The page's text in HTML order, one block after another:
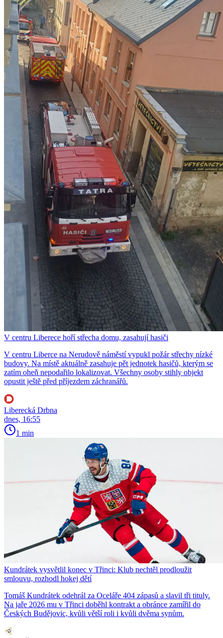
V centru Liberece hoří střecha domu, zasahují hasiči
V centru Liberce na Nerudově náměstí vypukl požár střechy nízké
budovy. Na místě aktuálně zasahuje pět jednotek hasičů, kterým se
zatím oheň nepodařilo lokalizovat. Všechny osoby stihly objekt
opustit ještě před příjezdem záchranářů.
Liberecká Drbna
dnes, 16:55
1 min
Kundrátek vysvětlil konec v Třinci: Klub nechtěl prodloužit
smlouvu, rozhodl hokej dětí
Tomáš Kundrátek odehrál za Oceláře 404 zápasů a slavil tři tituly.
Na jaře 2026 mu v Třinci doběhl kontrakt a obránce zamířil do
Českých Budějovic, kvůli větší roli i kvůli dvěma synům.